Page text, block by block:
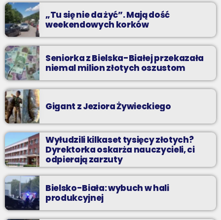
„Tu się nie da żyć”. Mają dość
weekendowych korków
Seniorka z Bielska-Białej przekazała
niemal milion złotych oszustom
Gigant z Jeziora Żywieckiego
Wyłudzili kilkaset tysięcy złotych?
Dyrektorka oskarża nauczycieli, ci
odpierają zarzuty
Bielsko-Biała: wybuch w hali
produkcyjnej